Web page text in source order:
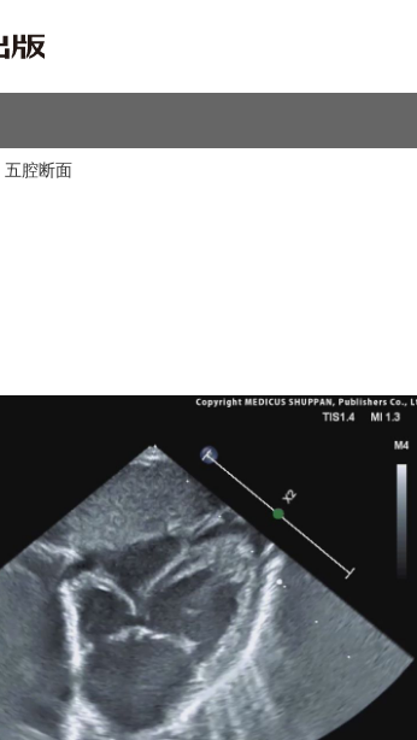
腔断面